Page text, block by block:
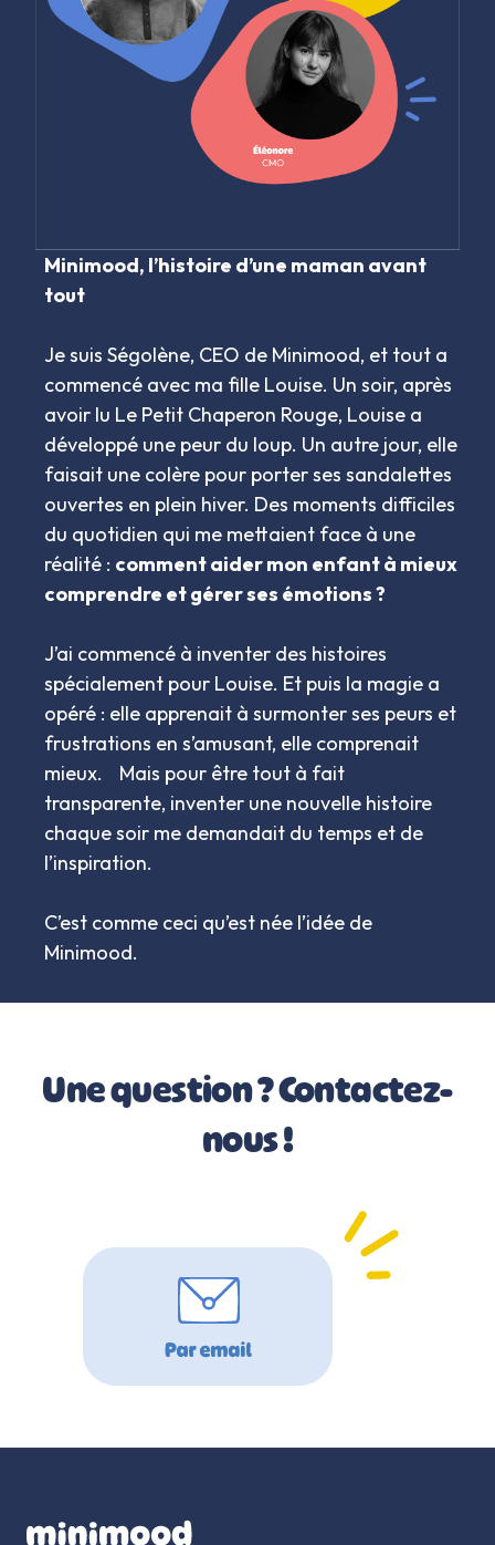
Minimood, l’histoire d’une maman avant
tout
Je suis Ségolène, CEO de Minimood, et tout a
commencé avec ma fille Louise. Un soir, après
avoir lu Le Petit Chaperon Rouge, Louise a
développé une peur du loup. Un autre jour, elle
faisait une colère pour porter ses sandalettes
ouvertes en plein hiver. Des moments difficiles
du quotidien qui me mettaient face à une
réalité : comment aider mon enfant à mieux
comprendre et gérer ses émotions ?
J’ai commencé à inventer des histoires
spécialement pour Louise. Et puis la magie a
opéré : elle apprenait à surmonter ses peurs et
frustrations en s’amusant, elle comprenait
mieux. Mais pour être tout à fait
transparente, inventer une nouvelle histoire
chaque soir me demandait du temps et de
l’inspiration.
C’est comme ceci qu’est née l’idée de
Minimood.
Une question ? Contactez-
nous !